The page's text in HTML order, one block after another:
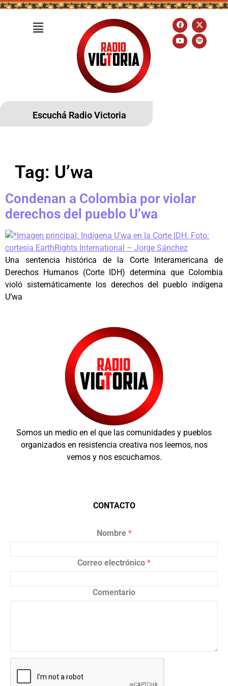
Escuchá Radio Victoria
Tag: U’wa
Condenan a Colombia por violar
derechos del pueblo U’wa
Una sentencia histórica de la Corte Interamericana de
Derechos Humanos (Corte IDH) determina que Colombia
violó sistemáticamente los derechos del pueblo indígena
U’wa
Somos un medio en el que las comunidades y pueblos
organizados en resistencia creativa nos leemos, nos
vemos y nos escuchamos.
CONTACTO
Nombre *
Correo electrónico *
Comentario